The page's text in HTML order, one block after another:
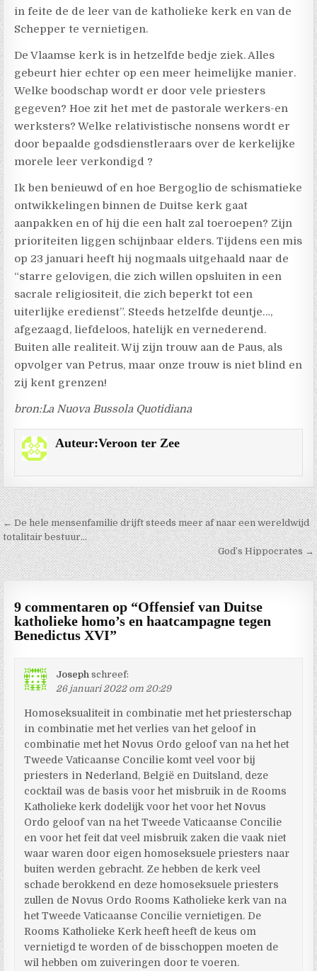
in feite de de leer van de katholieke kerk en van de
Schepper te vernietigen.
De Vlaamse kerk is in hetzelfde bedje ziek. Alles
gebeurt hier echter op een meer heimelijke manier.
Welke boodschap wordt er door vele priesters
gegeven? Hoe zit het met de pastorale werkers-en
werksters? Welke relativistische nonsens wordt er
door bepaalde godsdienstleraars over de kerkelijke
morele leer verkondigd ?
Ik ben benieuwd of en hoe Bergoglio de schismatieke
ontwikkelingen binnen de Duitse kerk gaat
aanpakken en of hij die een halt zal toeroepen? Zijn
prioriteiten liggen schijnbaar elders. Tijdens een mis
op 23 januari heeft hij nogmaals uitgehaald naar de
“starre gelovigen, die zich willen opsluiten in een
sacrale religiositeit, die zich beperkt tot een
uiterlijke eredienst”. Steeds hetzelfde deuntje…,
afgezaagd, liefdeloos, hatelijk en vernederend.
Buiten alle realiteit. Wij zijn trouw aan de Paus, als
opvolger van Petrus, maar onze trouw is niet blind en
zij kent grenzen!
bron:La Nuova Bussola Quotidiana
Auteur:Veroon ter Zee
Berichtnavigatie
← De hele mensenfamilie drijft steeds meer af naar een wereldwijd
totalitair bestuur…
God’s Hippocrates →
9 commentaren op “Offensief van Duitse
katholieke homo’s en haatcampagne tegen
Benedictus XVI”
Joseph schreef:
26 januari 2022 om 20:29
Homoseksualiteit in combinatie met het priesterschap
in combinatie met het verlies van het geloof in
combinatie met het Novus Ordo geloof van na het het
Tweede Vaticaanse Concilie komt veel voor bij
priesters in Nederland, België en Duitsland, deze
cocktail was de basis voor het misbruik in de Rooms
Katholieke kerk dodelijk voor het voor het Novus
Ordo geloof van na het Tweede Vaticaanse Concilie
en voor het feit dat veel misbruik zaken die vaak niet
waar waren door eigen homoseksuele priesters naar
buiten werden gebracht. Ze hebben de kerk veel
schade berokkend en deze homoseksuele priesters
zullen de Novus Ordo Rooms Katholieke kerk van na
het Tweede Vaticaanse Concilie vernietigen. De
Rooms Katholieke Kerk heeft heeft de keus om
vernietigd te worden of de bisschoppen moeten de
wil hebben om zuiveringen door te voeren.